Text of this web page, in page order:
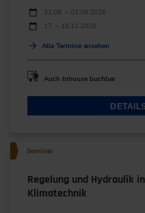
Durchführungen
Veranstaltungsdatum
31.08. – 01.09.2026
17. – 18.11.2026
Alle Termine ansehen
Auch Inhouse buchbar
Seminar
Regelung und Hydraulik
Klimatechnik